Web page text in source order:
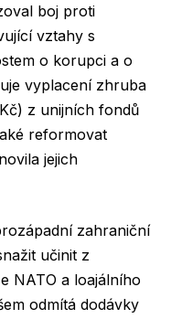
boj proti
vztahy s
o korupci a o
vyplacení zhruba
z unijních fondů
reformovat
jejich
zahraniční
učinit z
NATO a loajálního
odmítá dodávky